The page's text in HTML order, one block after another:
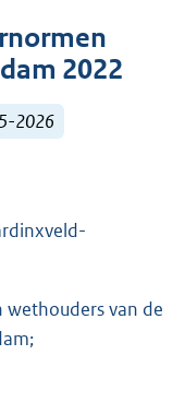
2022
2026
wethouders van de